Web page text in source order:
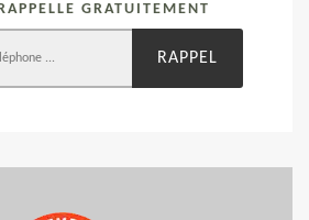
GRATUITEMENT